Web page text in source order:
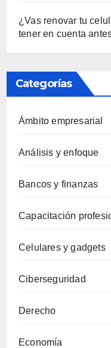
¿Vas renovar tu
tener en cuenta
Categorías
Ámbito empresarial
Análisis y enfoque
Bancos y finanzas
Capacitación
Celulares y gadgets
Ciberseguridad
Derecho
Economía